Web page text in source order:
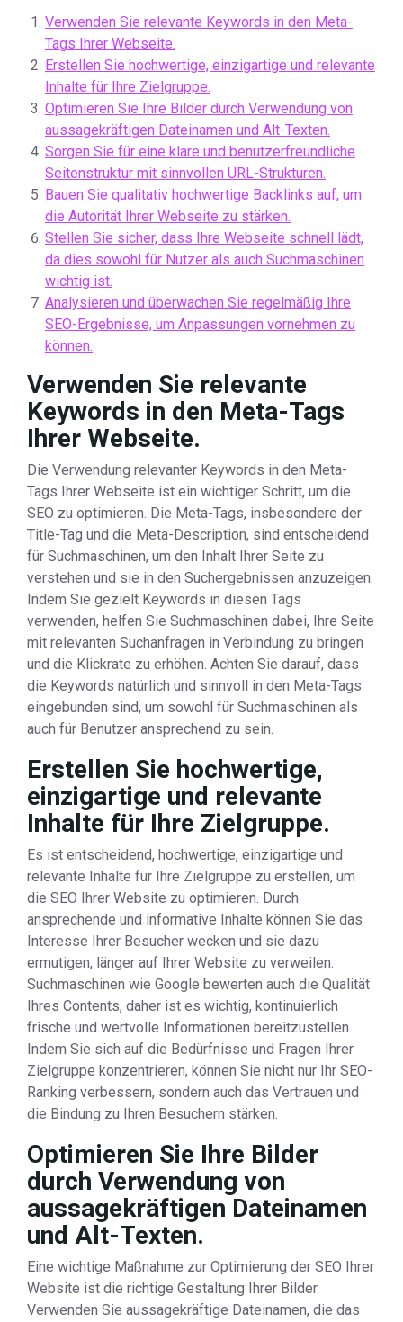
Verwenden Sie relevante Keywords in den Meta-
Tags Ihrer Webseite.
Erstellen Sie hochwertige, einzigartige und relevante
Inhalte für Ihre Zielgruppe.
Optimieren Sie Ihre Bilder durch Verwendung von
aussagekräftigen Dateinamen und Alt-Texten.
Sorgen Sie für eine klare und benutzerfreundliche
Seitenstruktur mit sinnvollen URL-Strukturen.
Bauen Sie qualitativ hochwertige Backlinks auf, um
die Autorität Ihrer Webseite zu stärken.
Stellen Sie sicher, dass Ihre Webseite schnell lädt,
da dies sowohl für Nutzer als auch Suchmaschinen
wichtig ist.
Analysieren und überwachen Sie regelmäßig Ihre
SEO-Ergebnisse, um Anpassungen vornehmen zu
können.
Verwenden Sie relevante
Keywords in den Meta-Tags
Ihrer Webseite.
Die Verwendung relevanter Keywords in den Meta-
Tags Ihrer Webseite ist ein wichtiger Schritt, um die
SEO zu optimieren. Die Meta-Tags, insbesondere der
Title-Tag und die Meta-Description, sind entscheidend
für Suchmaschinen, um den Inhalt Ihrer Seite zu
verstehen und sie in den Suchergebnissen anzuzeigen.
Indem Sie gezielt Keywords in diesen Tags
verwenden, helfen Sie Suchmaschinen dabei, Ihre Seite
mit relevanten Suchanfragen in Verbindung zu bringen
und die Klickrate zu erhöhen. Achten Sie darauf, dass
die Keywords natürlich und sinnvoll in den Meta-Tags
eingebunden sind, um sowohl für Suchmaschinen als
auch für Benutzer ansprechend zu sein.
Erstellen Sie hochwertige,
einzigartige und relevante
Inhalte für Ihre Zielgruppe.
Es ist entscheidend, hochwertige, einzigartige und
relevante Inhalte für Ihre Zielgruppe zu erstellen, um
die SEO Ihrer Website zu optimieren. Durch
ansprechende und informative Inhalte können Sie das
Interesse Ihrer Besucher wecken und sie dazu
ermutigen, länger auf Ihrer Website zu verweilen.
Suchmaschinen wie Google bewerten auch die Qualität
Ihres Contents, daher ist es wichtig, kontinuierlich
frische und wertvolle Informationen bereitzustellen.
Indem Sie sich auf die Bedürfnisse und Fragen Ihrer
Zielgruppe konzentrieren, können Sie nicht nur Ihr SEO-
Ranking verbessern, sondern auch das Vertrauen und
die Bindung zu Ihren Besuchern stärken.
Optimieren Sie Ihre Bilder
durch Verwendung von
aussagekräftigen Dateinamen
und Alt-Texten.
Eine wichtige Maßnahme zur Optimierung der SEO Ihrer
Website ist die richtige Gestaltung Ihrer Bilder.
Verwenden Sie aussagekräftige Dateinamen, die das